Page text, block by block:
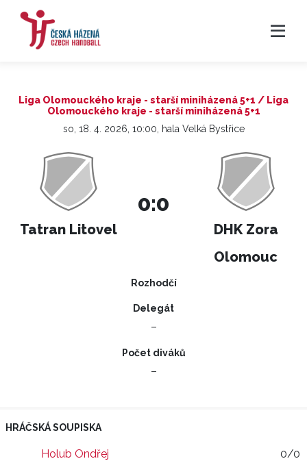
Liga Olomouckého kraje - starší miniházená 5+1 / Liga
Olomouckého kraje - starší miniházená 5+1
so, 18. 4. 2026, 10:00, hala Velká Bystřice
Tatran Litovel
0:0
DHK Zora
Olomouc
Rozhodčí
Delegát
–
Počet diváků
–
HRÁČSKÁ SOUPISKA
Holub Ondřej 0/0